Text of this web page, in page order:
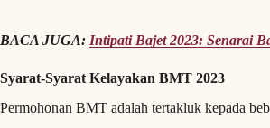
BACA JUGA: Intipati Bajet 2023: Senarai
Syarat-Syarat Kelayakan BMT 2023
Permohonan BMT adalah tertakluk kepada